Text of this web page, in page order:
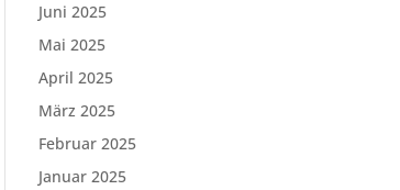
Juni 2025
Mai 2025
April 2025
März 2025
Februar 2025
Januar 2025